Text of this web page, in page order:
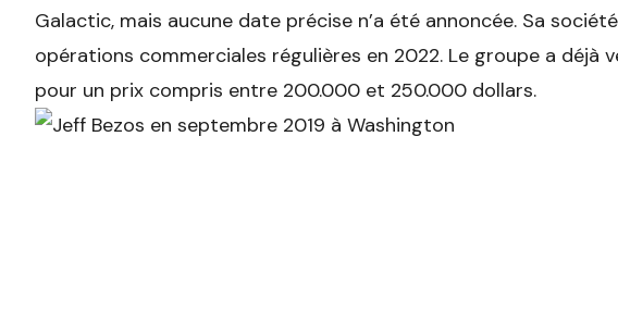
Galactic, mais aucune date précise n’a été annoncée. Sa
opérations commerciales régulières en 2022. Le groupe a déjà
pour un prix compris entre 200.000 et 250.000 dollars.